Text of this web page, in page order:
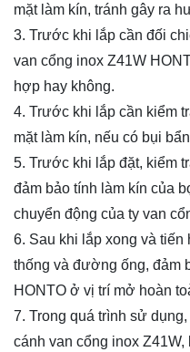
mặt làm kín, tránh gây ra
3. Trước khi lắp cần đối
van cổng inox Z41W
hợp hay không.
4. Trước khi lắp cần kiểm
mặt làm kín, nếu có bụi
5. Trước khi lắp đặt, kiểm
đảm bảo tính làm kín của
chuyển động của ty van
6. Sau khi lắp xong và
thống và đường ống, đảm
HONTO ở vị trí mở hoàn
7. Trong quá trình sử
cánh van cổng inox